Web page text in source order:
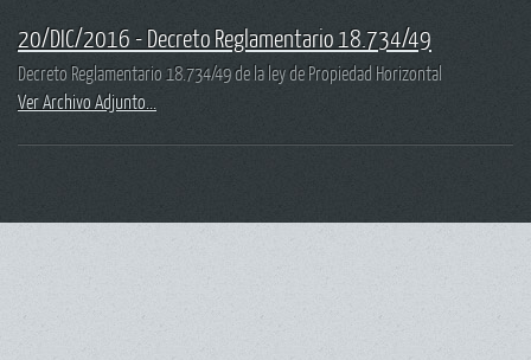
20/DIC/2016 - Decreto Reglamentario 18.734/49
Decreto Reglamentario 18.734/49 de la ley de Propiedad Horizontal
Ver Archivo Adjunto...